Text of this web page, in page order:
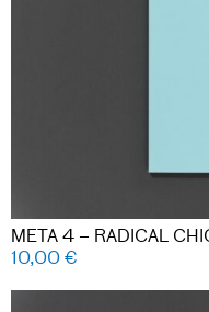
META 4 – RADICAL
10,00€